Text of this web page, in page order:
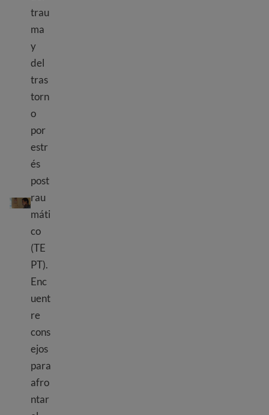
Trauma de inmigrantes y refugiados
trau
ma
y
del
tras
torn
o
por
estr
és
post
rau
máti
co
(TE
PT).
Enc
uent
re
cons
ejos
para
afro
ntar